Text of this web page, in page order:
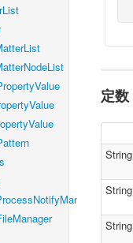
定数
String
String
String